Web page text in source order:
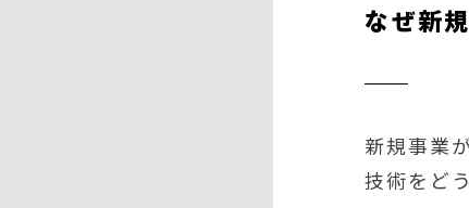
なぜ新
新規事業
技術をど